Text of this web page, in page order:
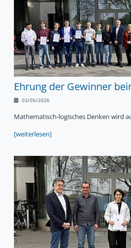
Ehrung der Gewinner
03/05/2026
Mathematisch-logisches Denken wird
[weiterlesen]